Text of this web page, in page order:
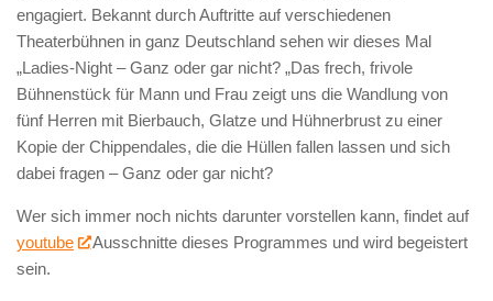
engagiert. Bekannt durch Auftritte auf verschiedenen
Theaterbühnen in ganz Deutschland sehen wir dieses Mal
„Ladies-Night – Ganz oder gar nicht? „Das frech, frivole
Bühnenstück für Mann und Frau zeigt uns die Wandlung von
fünf Herren mit Bierbauch, Glatze und Hühnerbrust zu einer
Kopie der Chippendales, die die Hüllen fallen lassen und sich
dabei fragen – Ganz oder gar nicht?
Wer sich immer noch nichts darunter vorstellen kann, findet auf
youtube
Ausschnitte dieses Programmes und wird begeistert
sein.